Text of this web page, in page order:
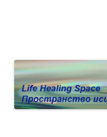
Личный
исцелении